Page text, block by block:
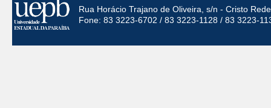
Rua Horácio Trajano de Oliveira, s/n - Cristo
Fone: 83 3223-6702 / 83 3223-1128 / 83 3223-